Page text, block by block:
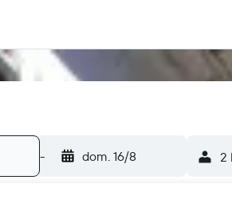
- dom. 16/8 2